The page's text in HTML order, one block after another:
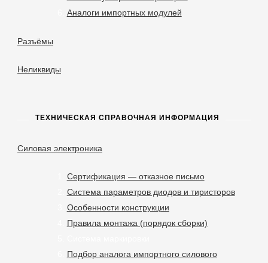
Аналоги импортных модулей
Разъёмы
Неликвиды
ТЕХНИЧЕСКАЯ СПРАВОЧНАЯ ИНФОРМАЦИЯ
Силовая электроника
Сертификация — отказное письмо
Система параметров диодов и тиристоров
Особенности конструкции
Правила монтажа (порядок сборки)
Подбор аналога импортного силового